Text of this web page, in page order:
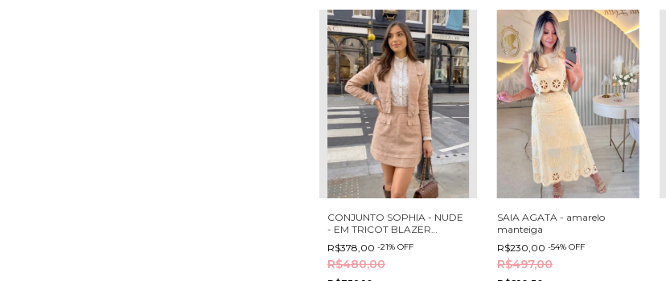
CONJUNTO SOPHIA - NUDE
- EM TRICOT BLAZER
CROPPED E SAIA COM
BOTÕES PÉROLA E STRASS
R$378,00 -21% OFF
R$480,00
SAIA AGATA - amarelo
manteiga
R$230,00-54%OFF
R$497,00